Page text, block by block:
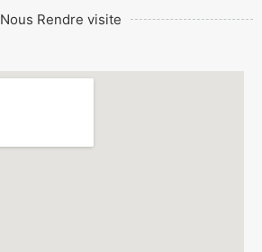
Nous Rendre visite